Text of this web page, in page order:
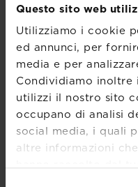
Questo sito web
Utilizziamo i cookie
ed annunci, per
media e per
Condividiamo inoltre
utilizzi il nostro sito
occupano di analisi
social media, i quali
altre informazioni
hanno raccolto dal
Composizione:
CONCIME
NPK 4-2,5-6
001-3
4% di azoto (N)
organico da
vinacce di
fermentazione,
concentrazione
2,5% di
6% di ossido di